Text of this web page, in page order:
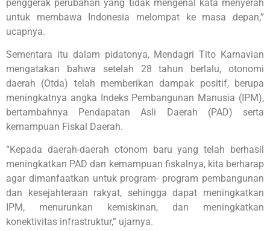
penggerak perubahan yang tidak mengenal kata menyerah
untuk membawa Indonesia melompat ke masa depan,”
ucapnya.
Sementara itu dalam pidatonya, Mendagri Tito Karnavian
mengatakan bahwa setelah 28 tahun berlalu, otonomi
daerah (Otda) telah memberikan dampak positif, berupa
meningkatnya angka Indeks Pembangunan Manusia (IPM),
bertambahnya Pendapatan Asli Daerah (PAD) serta
kemampuan Fiskal Daerah.
“Kepada daerah-daerah otonom baru yang telah berhasil
meningkatkan PAD dan kemampuan fiskalnya, kita berharap
agar dimanfaatkan untuk program- program pembangunan
dan kesejahteraan rakyat, sehingga dapat meningkatkan
IPM, menurunkan kemiskinan, dan meningkatkan
konektivitas infrastruktur,” ujarnya.